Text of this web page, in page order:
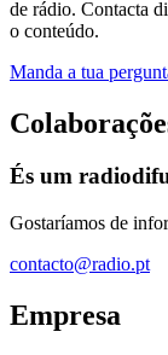
de rádio. Contacta
o conteúdo.
Manda a tua
És um
Gostaríamos de
contacto@radio.pt
Empresa